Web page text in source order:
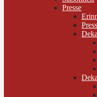
Presse